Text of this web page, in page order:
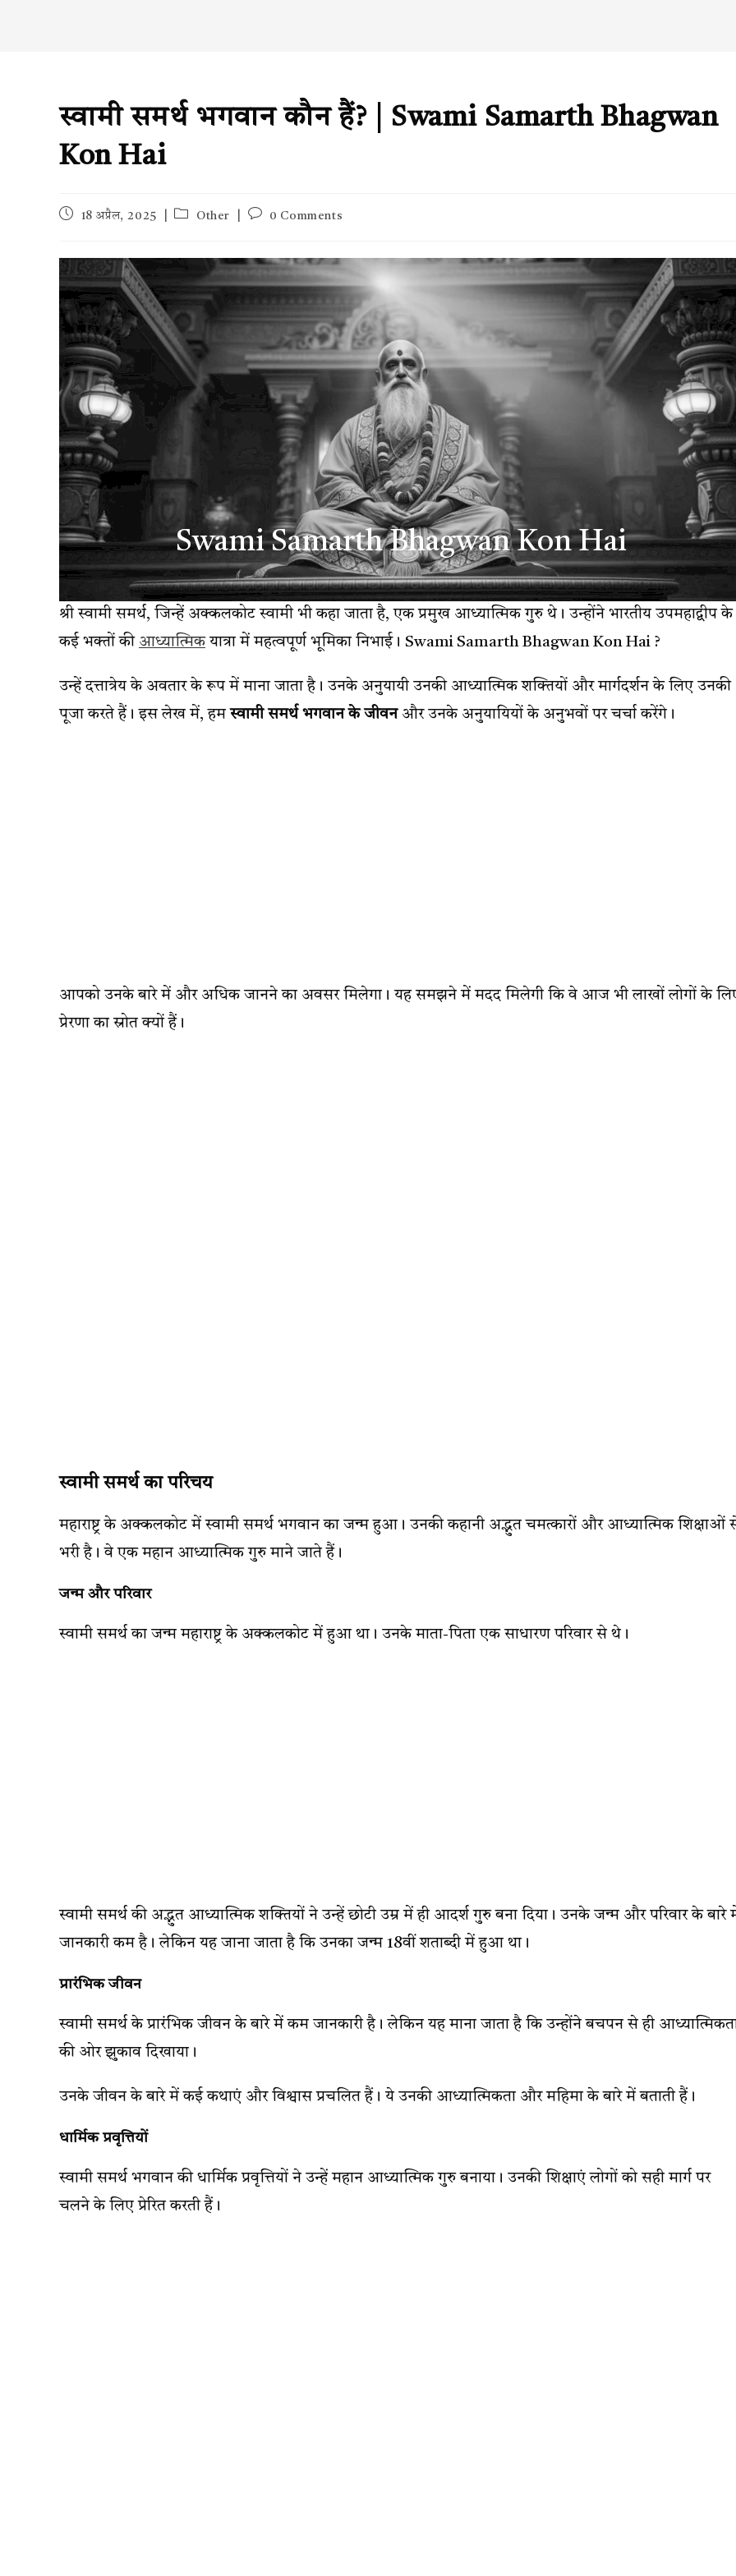
स्वामी समर्थ भगवान कौन हैं? | Swami Samarth Bhagwan
Kon Hai
Post18 अप्रैल, 2025
PostOther
Post0 Comments
Swami Samarth Bhagwan Kon Hai
श्री स्वामी समर्थ, जिन्हें अक्कलकोट स्वामी भी कहा जाता है, एक प्रमुख आध्यात्मिक गुरु थे। उन्होंने भारतीय उपमहाद्वीप के
कई भक्तों की आध्यात्मिकयात्रा में महत्वपूर्ण भूमिका निभाई। Swami Samarth Bhagwan Kon Hai ?
उन्हें दत्तात्रेय के अवतार के रूप में माना जाता है। उनके अनुयायी उनकी आध्यात्मिक शक्तियों और मार्गदर्शन के लिए उनकी
पूजा करते हैं। इस लेख में, हमस्वामी समर्थ भगवान के जीवनऔर उनके अनुयायियों के अनुभवों पर चर्चा करेंगे।
आपको उनके बारे में और अधिक जानने का अवसर मिलेगा। यह समझने में मदद मिलेगी कि वे आज भी लाखों लोगों के
प्रेरणा का स्रोत क्यों हैं।
स्वामी समर्थ का परिचय
महाराष्ट्र के अक्कलकोट में स्वामी समर्थ भगवान का जन्म हुआ। उनकी कहानी अद्भुत चमत्कारों और आध्यात्मिक शिक्षाओं
भरी है। वे एक महान आध्यात्मिक गुरु माने जाते हैं।
जन्म और परिवार
स्वामी समर्थ का जन्म महाराष्ट्र के अक्कलकोट में हुआ था। उनके माता-पिता एक साधारण परिवार से थे।
स्वामी समर्थ की अद्भुत आध्यात्मिक शक्तियों ने उन्हें छोटी उम्र में ही आदर्श गुरु बना दिया। उनके जन्म और परिवार के बारे
जानकारी कम है। लेकिन यह जाना जाता है कि उनका जन्म 18वीं शताब्दी में हुआ था।
प्रारंभिक जीवन
स्वामी समर्थ के प्रारंभिक जीवन के बारे में कम जानकारी है। लेकिन यह माना जाता है कि उन्होंने बचपन से ही
की ओर झुकाव दिखाया।
उनके जीवन के बारे में कई कथाएं और विश्वास प्रचलित हैं। ये उनकी आध्यात्मिकता और महिमा के बारे में बताती हैं।
धार्मिक प्रवृत्तियों
स्वामी समर्थ भगवान की धार्मिक प्रवृत्तियों ने उन्हें महान आध्यात्मिक गुरु बनाया। उनकी शिक्षाएं लोगों को सही मार्ग पर
चलने के लिए प्रेरित करती हैं।